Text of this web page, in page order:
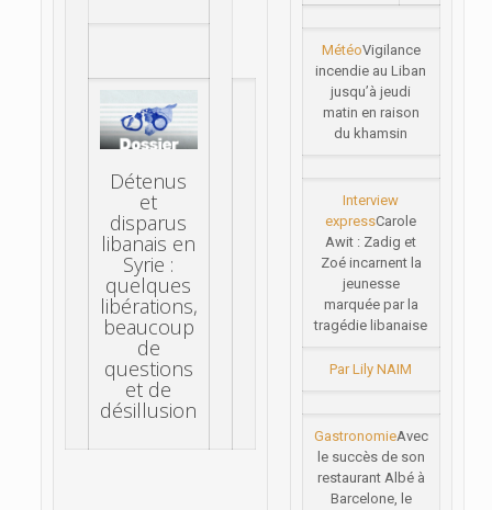
Détenus
et
disparus
libanais en
Syrie :
quelques
libérations,
beaucoup
de
questions
et de
désillusion
MétéoVigilance
incendie au Liban
jusqu’à jeudi
matin en raison
du khamsin
Interview
expressCarole
Awit : Zadig et
Zoé incarnent la
jeunesse
marquée par la
tragédie libanaise
Par Lily NAIM
GastronomieAvec
le succès de son
restaurant Albé à
Barcelone, le